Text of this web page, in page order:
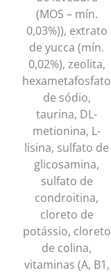
(MOS – mín.
0,03%)), extrato
de yucca (mín.
0,02%), zeolita,
hexametafosfato
de sódio,
taurina, DL-
metionina, L-
lisina, sulfato de
glicosamina,
sulfato de
condroitina,
cloreto de
potássio, cloreto
de colina,
vitaminas (A, B1,